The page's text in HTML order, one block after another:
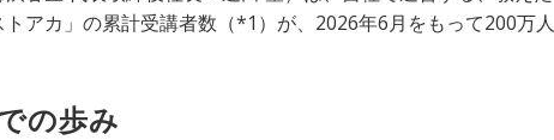
アカ」の累計受講者数（*1）が、2026年6月をもって200万人
の歩み